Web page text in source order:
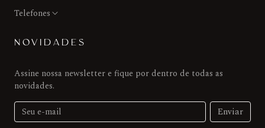
Telefones
NOVIDADES
Assine nossa newsletter e fique por dentro de todas as
novidades.
Enviar